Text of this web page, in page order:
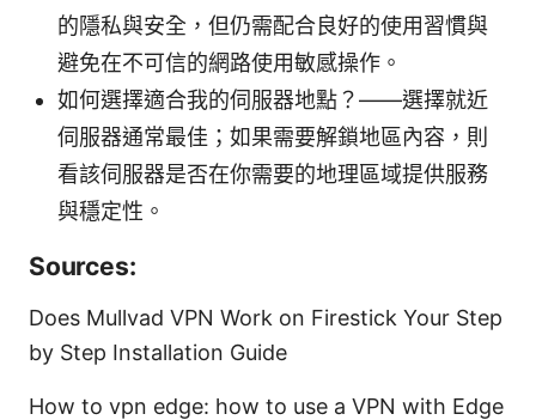
的隱私與安全，但仍需配合良好的使用習慣與
避免在不可信的網路使用敏感操作。
如何選擇適合我的伺服器地點？——選擇就近
伺服器通常最佳；如果需要解鎖地區內容，則
看該伺服器是否在你需要的地理區域提供服務
與穩定性。
Sources:
Does Mullvad VPN Work on Firestick Your Step
by Step Installation Guide
How to vpn edge: how to use a VPN with Edge